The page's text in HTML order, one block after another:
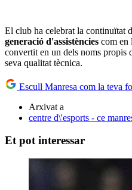
El club ha celebrat la continuïtat
generació d'assistències com en
convertit en un dels noms propis
seva qualitat tècnica.
Escull Manresa com la teva
Arxivat a
centre d\'esports - ce
Et pot interessar